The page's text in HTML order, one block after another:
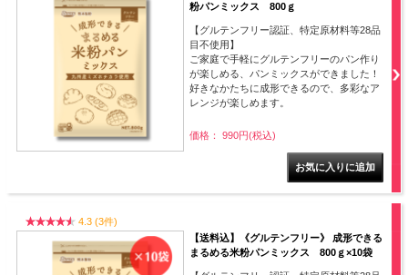
粉パンミックス 800ｇ
【グルテンフリー認証、特定原材料等28品
目不使用】
ご家庭で手軽にグルテンフリーのパン作り
が楽しめる、パンミックスができました！
好きなかたちに成形できるので、多彩なア
レンジが楽しめます。
価格： 990円(税込)
4.3 (3件)
【送料込】《グルテンフリー》 成形できる
まるめる米粉パンミックス 800ｇ×10袋